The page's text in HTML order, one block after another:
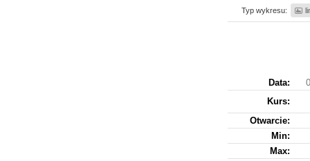
Typ wykresu:
Data:
Kurs:
Otwarcie:
Min:
Max: